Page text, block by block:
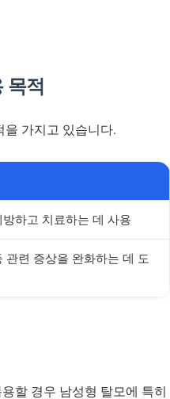
목적
을 가지고 있습니다.
하고 치료하는 데 사용
관련 증상을 완화하는 데 도
할 경우 남성형 탈모에 특히